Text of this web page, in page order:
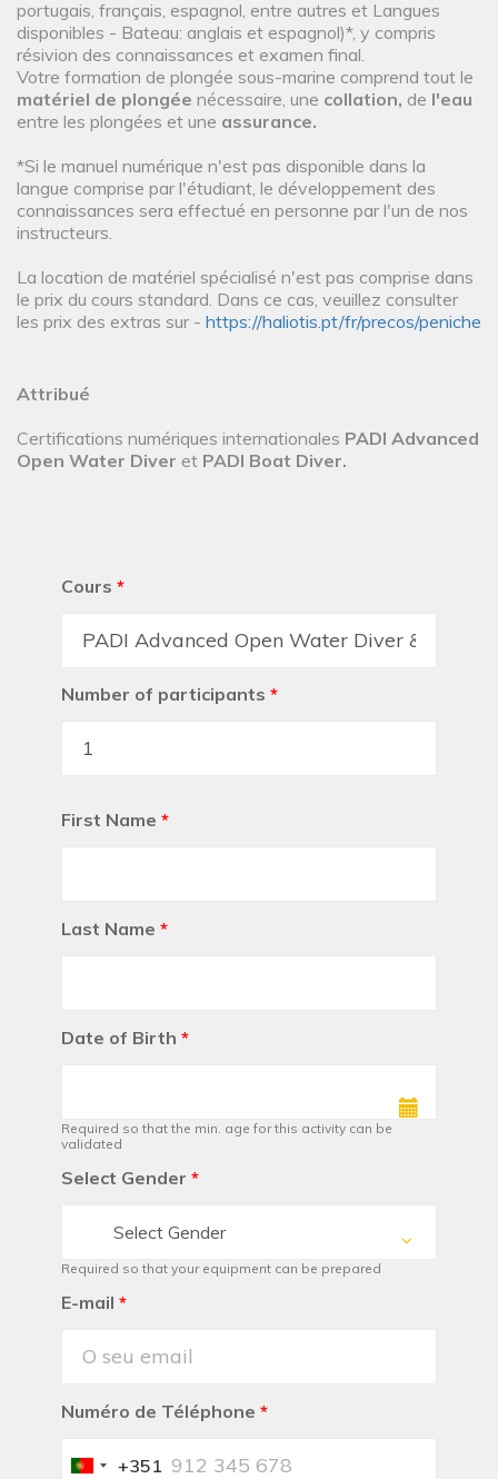
portugais, français, espagnol, entre autres et Langues
disponibles - Bateau: anglais et espagnol)*, y compris
résivion des connaissances et examen final.
Votre formation de plongée sous-marine comprend tout le
matériel de plongée nécessaire, une collation, de l'eau
entre les plongées et une assurance.
*Si le manuel numérique n'est pas disponible dans la
langue comprise par l'étudiant, le développement des
connaissances sera effectué en personne par l'un de nos
instructeurs.
La location de matériel spécialisé n'est pas comprise dans
le prix du cours standard. Dans ce cas, veuillez consulter
les prix des extras sur - https://haliotis.pt/fr/precos/peniche
Attribué
Certifications numériques internationales PADI Advanced
Open Water Diver et PADI Boat Diver.
Cours *
Number of participants *
First Name *
Last Name *
Date of Birth *
Required so that the min. age for this activity can be
validated
Select Gender *
Select Gender
Required so that your equipment can be prepared
E-mail *
Numéro de Téléphone *
Portugal
+351